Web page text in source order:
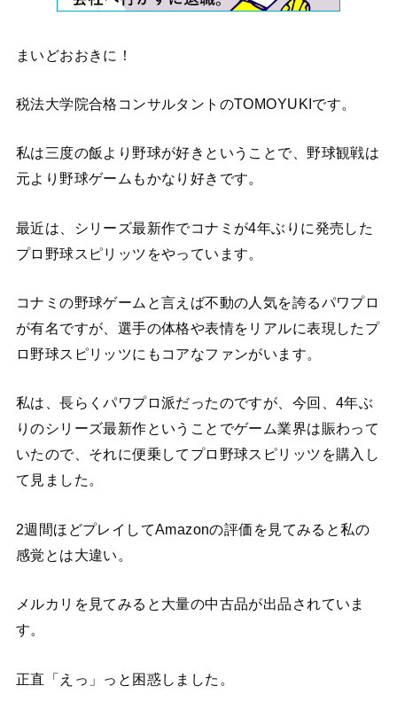
まいどおおきに！
税法大学院合格コンサルタントのTOMOYUKIです。
私は三度の飯より野球が好きということで、野球観戦は
元より野球ゲームもかなり好きです。
最近は、シリーズ最新作でコナミが4年ぶりに発売した
プロ野球スピリッツをやっています。
コナミの野球ゲームと言えば不動の人気を誇るパワプロ
が有名ですが、選手の体格や表情をリアルに表現したプ
ロ野球スピリッツにもコアなファンがいます。
私は、長らくパワプロ派だったのですが、今回、4年ぶ
りのシリーズ最新作ということでゲーム業界は賑わって
いたので、それに便乗してプロ野球スピリッツを購入し
て見ました。
2週間ほどプレイしてAmazonの評価を見てみると私の
感覚とは大違い。
メルカリを見てみると大量の中古品が出品されていま
す。
正直「えっ」っと困惑しました。